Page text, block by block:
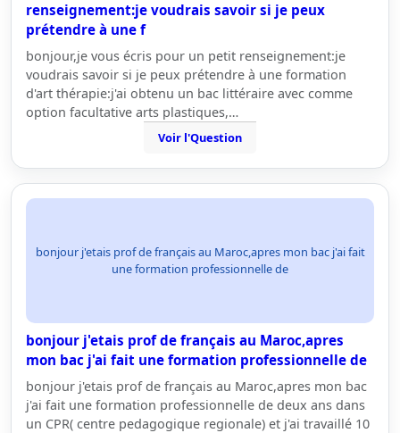
renseignement:je voudrais savoir si je peux
prétendre à une f
bonjour,je vous écris pour un petit renseignement:je
voudrais savoir si je peux prétendre à une formation
d'art thérapie:j'ai obtenu un bac littéraire avec comme
option facultative arts plastiques,…
Voir l'Question
bonjour j'etais prof de français au Maroc,apres mon bac j'ai fait
une formation professionnelle de
bonjour j'etais prof de français au Maroc,apres
mon bac j'ai fait une formation professionnelle de
bonjour j'etais prof de français au Maroc,apres mon bac
j'ai fait une formation professionnelle de deux ans dans
un CPR( centre pedagogique regionale) et j'ai travaillé 10